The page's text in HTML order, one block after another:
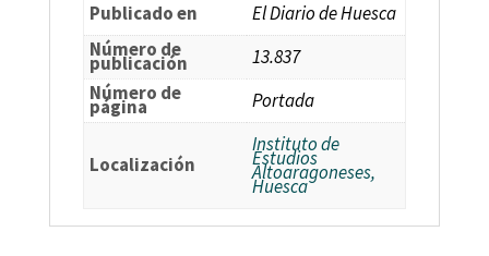
Publicado en
El Diario de Huesca
Número de
publicación
13.837
Número de
página Portada
Localización
Instituto de
Estudios
Altoaragoneses,
Huesca